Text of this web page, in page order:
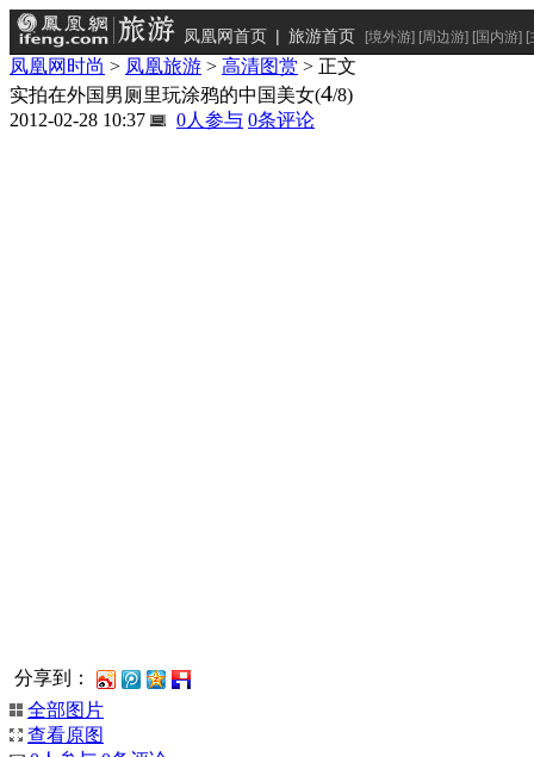
凤凰网首页 | 旅游首页 [境外游] [周边游] [国内游] [
凤凰网时尚 > 凤凰旅游 > 高清图赏 > 正文
实拍在外国男厕里玩涂鸦的中国美女(4/8)
2012-02-28 10:37
0人参与 0条评论
分享到：
全部图片
查看原图